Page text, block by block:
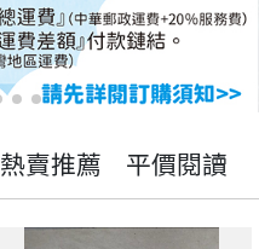
熱賣推薦 平價閱讀